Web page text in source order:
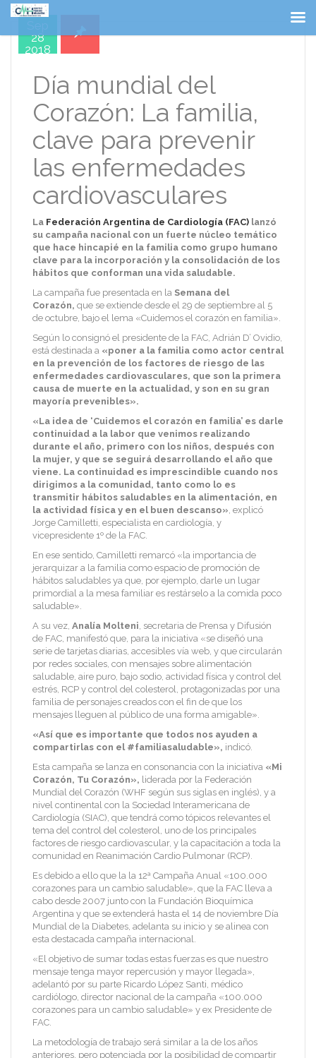
28
2018
Día mundial del
Corazón: La familia,
clave para prevenir
las enfermedades
cardiovasculares
La Federación Argentina de Cardiología (FAC) lanzó
su campaña nacional con un fuerte núcleo temático
que hace hincapié en la familia como grupo humano
clave para la incorporación y la consolidación de los
hábitos que conforman una vida saludable.
La campaña fue presentada en la Semana del
Corazón, que se extiende desde el 29 de septiembre al 5
de octubre, bajo el lema «Cuidemos el corazón en familia».
Según lo consignó el presidente de la FAC, Adrián D’ Ovidio,
está destinada a «poner a la familia como actor central
en la prevención de los factores de riesgo de las
enfermedades cardiovasculares, que son la primera
causa de muerte en la actualidad, y son en su gran
mayoría prevenibles».
«La idea de ‘Cuidemos el corazón en familia’ es darle
continuidad a la labor que venimos realizando
durante el año, primero con los niños, después con
la mujer, y que se seguirá desarrollando el año que
viene. La continuidad es imprescindible cuando nos
dirigimos a la comunidad, tanto como lo es
transmitir hábitos saludables en la alimentación, en
la actividad física y en el buen descanso», explicó
Jorge Camilletti, especialista en cardiología, y
vicepresidente 1º de la FAC.
En ese sentido, Camilletti remarcó «la importancia de
jerarquizar a la familia como espacio de promoción de
hábitos saludables ya que, por ejemplo, darle un lugar
primordial a la mesa familiar es restárselo a la comida poco
saludable».
A su vez, Analía Molteni, secretaria de Prensa y Difusión
de FAC, manifestó que, para la iniciativa «se diseñó una
serie de tarjetas diarias, accesibles vía web, y que circularán
por redes sociales, con mensajes sobre alimentación
saludable, aire puro, bajo sodio, actividad física y control del
estrés, RCP y control del colesterol, protagonizadas por una
familia de personajes creados con el fin de que los
mensajes lleguen al público de una forma amigable».
«Así que es importante que todos nos ayuden a
compartirlas con el #familiasaludable», indicó.
Esta campaña se lanza en consonancia con la iniciativa «Mi
Corazón, Tu Corazón», liderada por la Federación
Mundial del Corazón (WHF según sus siglas en inglés), y a
nivel continental con la Sociedad Interamericana de
Cardiología (SIAC), que tendrá como tópicos relevantes el
tema del control del colesterol, uno de los principales
factores de riesgo cardiovascular, y la capacitación a toda la
comunidad en Reanimación Cardio Pulmonar (RCP).
Es debido a ello que la la 12ª Campaña Anual «100.000
corazones para un cambio saludable», que la FAC lleva a
cabo desde 2007 junto con la Fundación Bioquímica
Argentina y que se extenderá hasta el 14 de noviembre Día
Mundial de la Diabetes, adelanta su inicio y se alinea con
esta destacada campaña internacional.
«El objetivo de sumar todas estas fuerzas es que nuestro
mensaje tenga mayor repercusión y mayor llegada»,
adelantó por su parte Ricardo López Santi, médico
cardiólogo, director nacional de la campaña «100.000
corazones para un cambio saludable» y ex Presidente de
FAC.
La metodología de trabajo será similar a la de los años
anteriores, pero potenciada por la posibilidad de compartir